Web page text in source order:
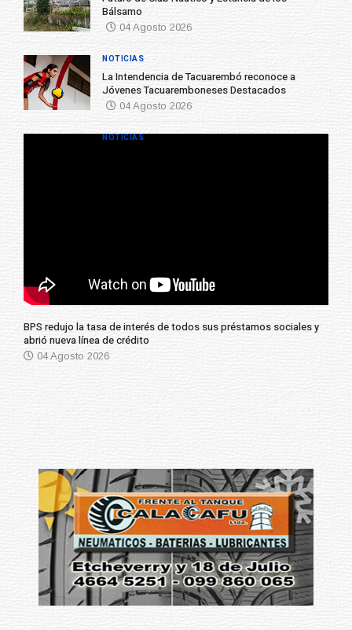
Bálsamo
04 Agosto 2026
La Intendencia de Tacuarembó reconoce a
Jóvenes Tacuaremboneses Destacados
04 Agosto 2026
NOTICIAS
BPS redujo la tasa de interés de todos sus préstamos sociales y
abrió nueva línea de crédito
04 Agosto 2026
NOTICIAS